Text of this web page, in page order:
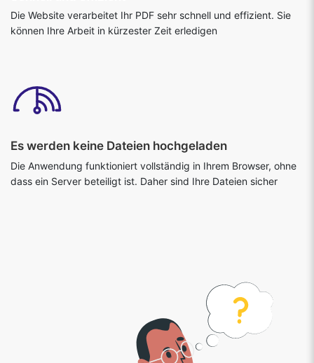
Es werden keine Dateien hochgeladen
Die Anwendung funktioniert vollständig in Ihrem Browser, ohne